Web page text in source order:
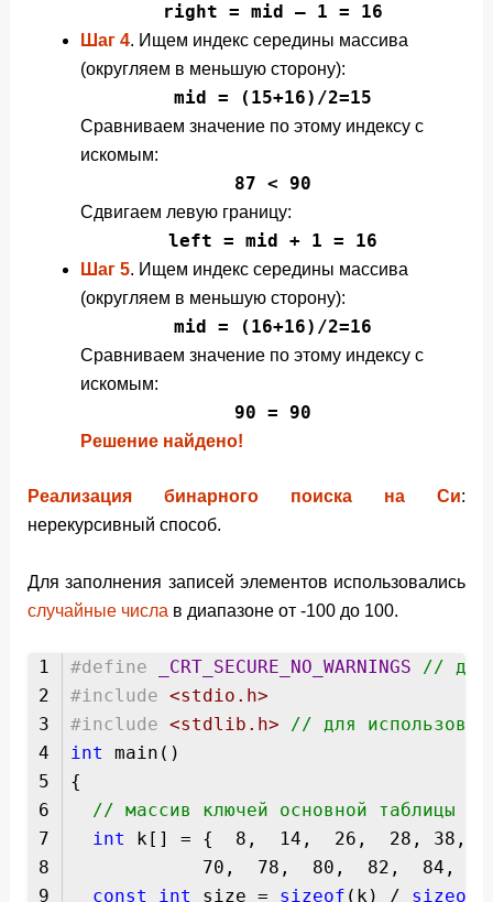
right = mid — 1 = 16
Шаг 4. Ищем индекс середины массива
(округляем в меньшую сторону):
mid = (15+16)/2=15
Сравниваем значение по этому индексу с
искомым:
87 < 90
Сдвигаем левую границу:
left = mid + 1 = 16
Шаг 5. Ищем индекс середины массива
(округляем в меньшую сторону):
mid = (16+16)/2=16
Сравниваем значение по этому индексу с
искомым:
90 = 90
Решение найдено!
Реализация бинарного поиска на Си:
нерекурсивный способ.
Для заполнения записей элементов использовались
случайные числа в диапазоне от -100 до 100.
1
2
3
4
5
6
7
8
9
#define _CRT_SECURE_NO_WARNINGS
// для
#include
<stdio.h>
#include
<stdlib.h>
// для
int
main()
{
// массив ключей основной таблицы
int
k[] = { 8, 14, 26, 28, 38,
70, 78, 80, 82, 84, 87,
const
int size = sizeof (k) / sizeof